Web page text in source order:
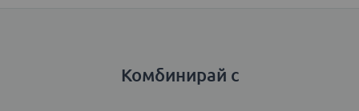
Комбинирай с